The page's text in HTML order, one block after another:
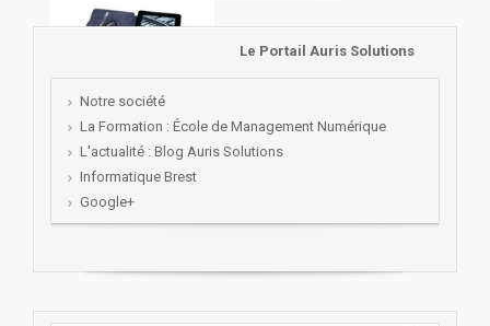
Le Portail Auris Solutions
Notre société
La Formation : École de Management Numérique
L'actualité : Blog Auris Solutions
Informatique Brest
Google+